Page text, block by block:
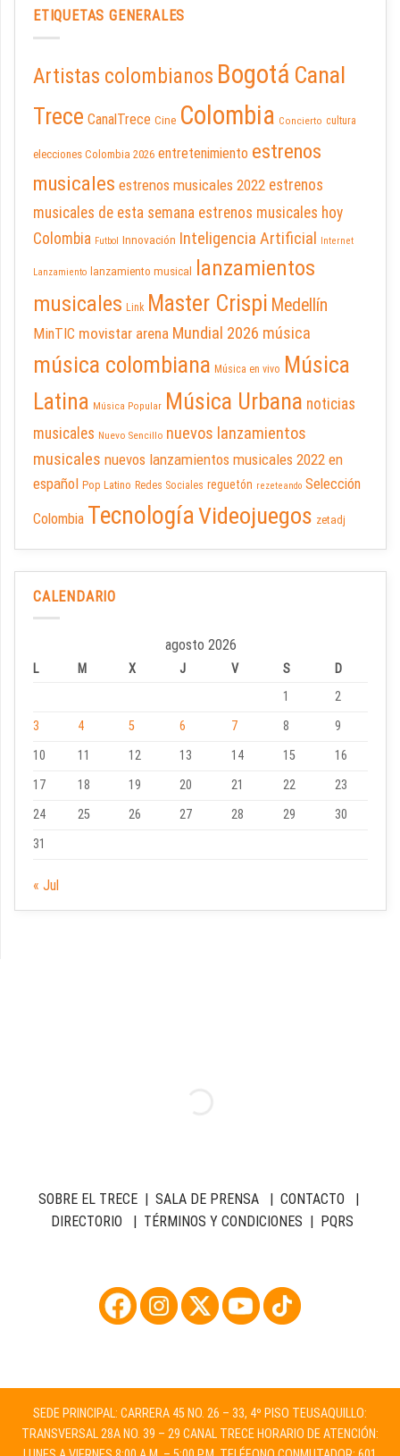
ETIQUETAS GENERALES
Artistas colombianos Bogotá Canal
Trece CanalTrece Cine Colombia Concierto cultura
elecciones Colombia 2026 entretenimiento estrenos
musicales estrenos musicales 2022 estrenos
musicales de esta semana estrenos musicales hoy
Colombia Futbol Innovación Inteligencia Artificial Internet
Lanzamiento lanzamiento musical
lanzamientos
musicales Link Master Crispi Medellín
MinTIC movistar arena Mundial 2026 música
música colombiana Música en vivo Música
Latina Música Popular Música Urbana noticias
musicales Nuevo Sencillo nuevos lanzamientos
musicales nuevos lanzamientos musicales 2022 en
español Pop Latino Redes Sociales reguetón rezeteando Selección
Colombia TecnologíaVideojuegos zetadj
CALENDARIO
agosto 2026
L M X J V S
D
1
2
3
4 5 6 7 8
9
10
11 12 13 14 15
16
17
18 19 20 21 22
23
24
25 26 27 28 29
30
31
« Jul
SOBRE EL TRECE| SALA DE PRENSA| CONTACTO |
DIRECTORIO | TÉRMINOS Y CONDICIONES | PQRS
SEDE PRINCIPAL: CARRERA 45 NO. 26 – 33, 4º PISO TEUSAQUILLO:
TRANSVERSAL 28A NO. 39 – 29 CANAL TRECE HORARIO DE ATENCIÓN: